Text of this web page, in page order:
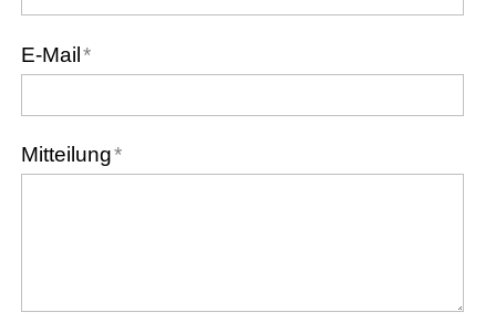
Ausstellungen
Geschichte
E-Mail*
Mitteilung*